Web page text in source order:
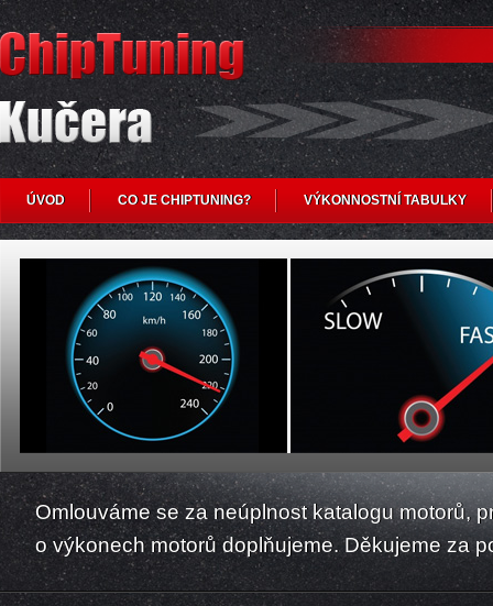
ÚVOD CO JE CHIPTUNING? VÝKONNOSTNÍ TABULKY
Omlouváme se za neúplnost katalogu motorů,
o výkonech motorů doplňujeme. Děkujeme za